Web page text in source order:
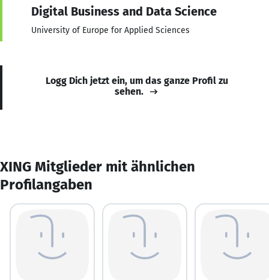
Digital Business and Data Science
University of Europe for Applied Sciences
Logg Dich jetzt ein, um das ganze Profil zu
sehen.
XING Mitglieder mit ähnlichen
Profilangaben